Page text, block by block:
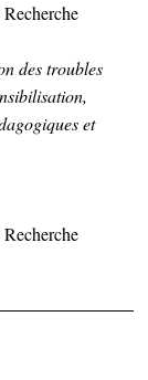
des troubles
et